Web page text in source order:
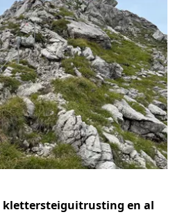
klettersteiguitrusting en al